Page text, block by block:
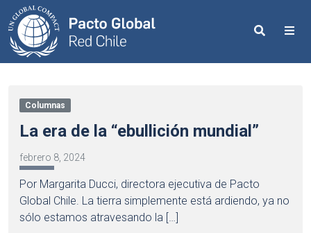
Search
Columnas
La era de la “ebullición mundial”
febrero 8, 2024
Por Margarita Ducci, directora ejecutiva de Pacto
Global Chile. La tierra simplemente está ardiendo, ya no
sólo estamos atravesando la […]